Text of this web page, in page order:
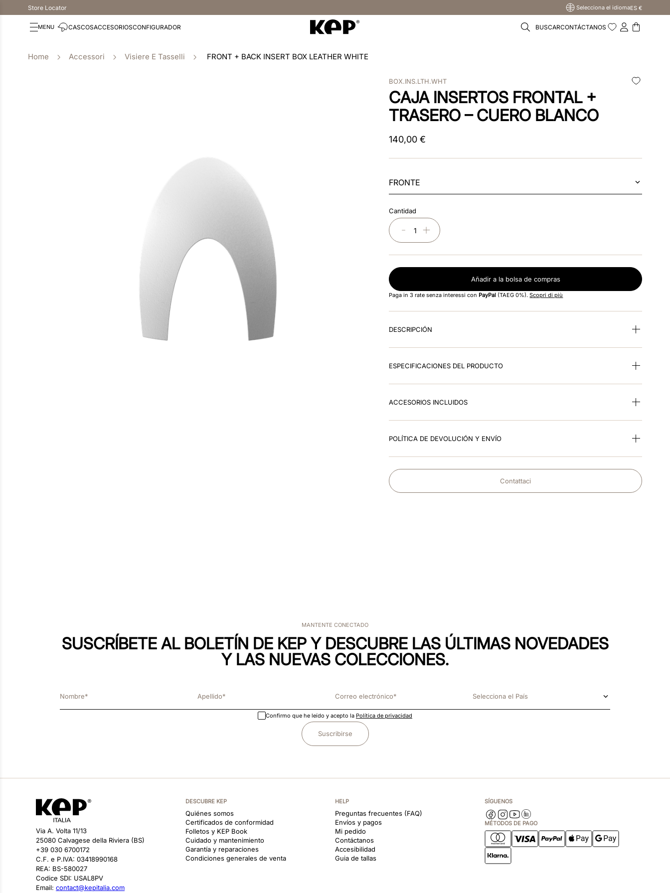
Store Locator Selecciona el idiomaES €
CASCOSACCESORIOSCONFIGURADOR BUSCARCONTÁCTANOS
Accessori Visiere E Tasselli FRONT + BACK INSERT BOX LEATHER WHITE
BOX.INS.LTH.WHT
CAJA INSERTOS FRONTAL +
TRASERO – CUERO BLANCO
140,00 €
FRONTE
Cantidad
＋
－
Añadir a la bolsa de compras
Paga in 3 rate senza interessi con PayPal (TAEG 0%).Scopri di più
DESCRIPCIÓN
ESPECIFICACIONES DEL PRODUCTO
ACCESORIOS INCLUIDOS
POLÍTICA DE DEVOLUCIÓN Y ENVÍO
Contattaci
MANTENTE CONECTADO
SUSCRÍBETE AL BOLETÍN DE KEP Y DESCUBRE LAS ÚLTIMAS NOVEDADES
Y LAS NUEVAS COLECCIONES.
Selecciona el País
Confirmo que he leído y acepto la Política de privacidad
Suscribirse
Via A. Volta 11/13
25080 Calvagese della Riviera (BS)
+39 030 6700172
C.F. e P.IVA: 03418990168
REA: BS-580027
Codice SDI: USAL8PV
Email: contact@kepitalia.com
DESCUBRE KEP
Quiénes somos
Certificados de conformidad
Folletos y KEP Book
Cuidado y mantenimiento
Garantía y reparaciones
Condiciones generales de venta
HELP
Preguntas frecuentes (FAQ)
Envíos y pagos
Mi pedido
Contáctanos
Accesibilidad
Guia de tallas
SÍGUENOS
MÉTODOS DE PAGO